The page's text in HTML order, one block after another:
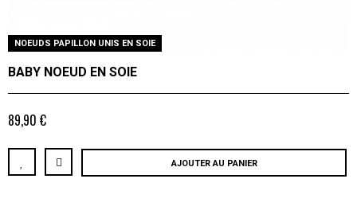
NOEUDS PAPILLON UNIS EN SOIE
BABY NOEUD EN SOIE
89,90 €
AJOUTER AU PANIER